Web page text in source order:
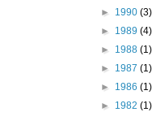
► 1990 (3)
► 1989 (4)
► 1988 (1)
► 1987 (1)
► 1986 (1)
► 1982 (1)